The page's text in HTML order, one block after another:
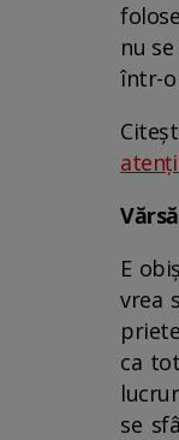
nu
într-o
E
vrea
ca
se